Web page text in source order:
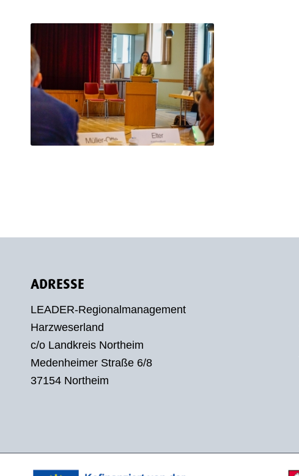
ADRESSE
LEADER-Regionalmanagement
Harzweserland
c/o Landkreis Northeim
Medenheimer Straße 6/8
37154 Northeim